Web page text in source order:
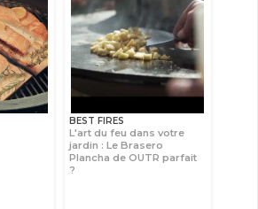
BEST FIRES
L'art du feu dans votre
jardin : Le Brasero
Plancha de OUTR parfait
?